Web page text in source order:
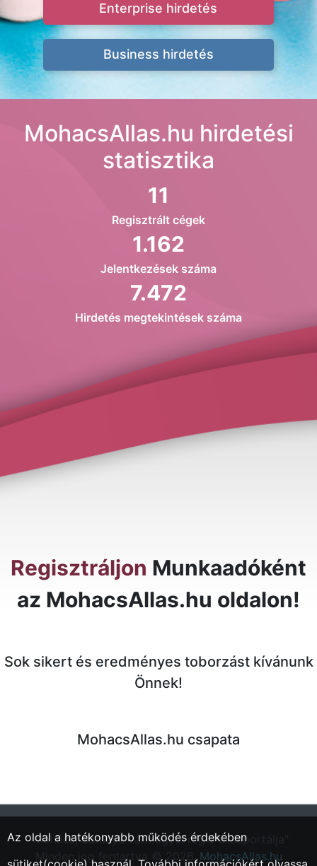
Enterprise hirdetés
Business hirdetés
MohacsAllas.hu hirdetési
statisztika
11
Regisztrált cégek
1.162
Jelentkezések száma
7.472
Hirdetés megtekintések száma
Regisztráljon Munkaadóként
az MohacsAllas.hu oldalon!
Sok sikert és eredményes toborzást kívánunk
Önnek!
MohacsAllas.hu csapata
"Mohács, Baranya vármegyei régió állásportálja"
Minden jog fentartva © 2026.MohacsAllas.hu
Az oldal a hatékonyabb működés érdekében